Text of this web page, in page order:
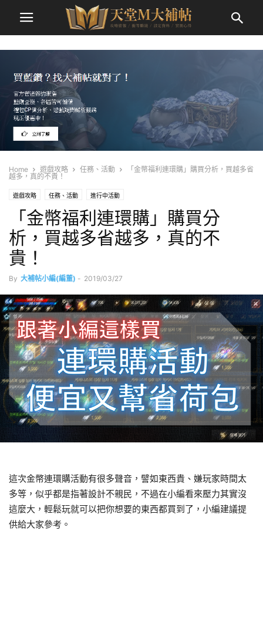
Home 遊戲攻略 任務、活動
「金幣福利連環購」購買分析，買越多省
越多，真的不貴！
遊戲攻略 任務、活動 進行中活動
「金幣福利連環購」購買分
析，買越多省越多，真的不
貴！
By 大補帖小編(編董) - 2019/03/27
這次金幣連環購活動有很多聲音，譬如東西貴、嫌玩家時間太
多等，似乎都是指著設計不親民，不過在小編看來壓力其實沒
這麼大，輕鬆玩就可以把你想要的東西都買到了，小編建議提
供給大家參考。